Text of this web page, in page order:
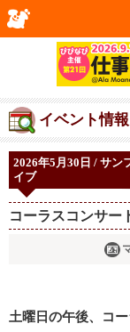
イベント情報
2026年5月30日 / サン
イブ
コーラスコンサー
土曜日の午後、コ